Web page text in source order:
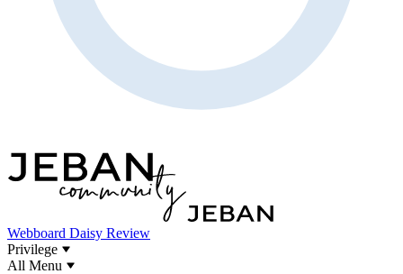
Webboard Daisy Review
Privilege
All Menu